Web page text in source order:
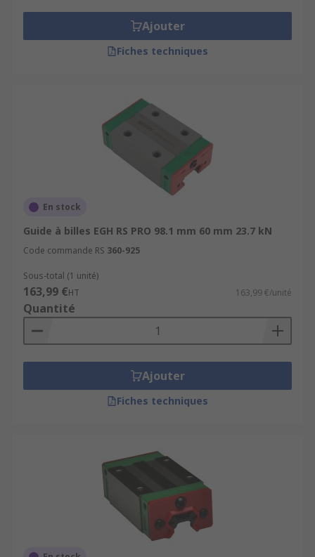
Ajouter
Fiches techniques
En stock
Guide à billes EGH RS PRO 98.1 mm 60 mm 23.7 kN
Code commande RS 360-925
Sous-total (1 unité)
163,99 €HT 163,99 €/unité
Quantité
Ajouter
Fiches techniques